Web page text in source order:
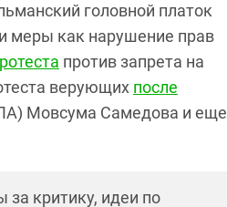
головной платок
меры как нарушение прав
против запрета на
верующих после
Мовсума Самедова и еще
за критику, идеи по